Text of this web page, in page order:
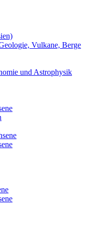
Vulkane, Berge
und Astrophysik